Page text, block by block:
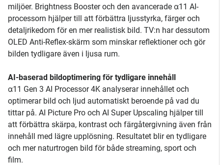
miljöer. Brightness Booster och den avancerade α11 AI-
processorn hjälper till att förbättra ljusstyrka, färger och
detaljrikedom för en mer realistisk bild. TV:n har dessutom
OLED Anti-Reflex-skärm som minskar reflektioner och gör
bilden tydligare även i ljusa rum.
AI-baserad bildoptimering för tydligare innehåll
α11 Gen 3 AI Processor 4K analyserar innehållet och
optimerar bild och ljud automatiskt beroende på vad du
tittar på. AI Picture Pro och AI Super Upscaling hjälper till
att förbättra skärpa, kontrast och färgåtergivning även från
innehåll med lägre upplösning. Resultatet blir en tydligare
och mer naturtrogen bild för både streaming, sport och
film.